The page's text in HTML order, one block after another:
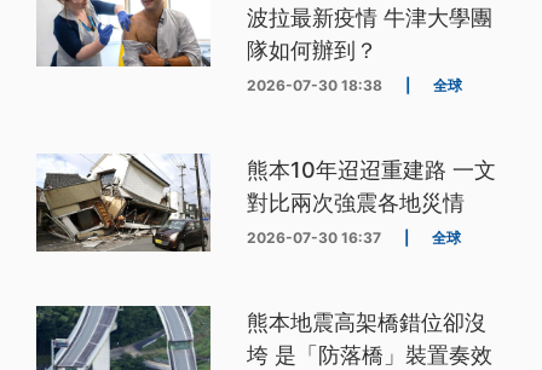
波拉最新疫情 牛津大學團
隊如何辦到？
2026-07-30 18:38 全球
熊本10年迢迢重建路 一文
對比兩次強震各地災情
2026-07-30 16:37 全球
熊本地震高架橋錯位卻沒
垮 是「防落橋」裝置奏效